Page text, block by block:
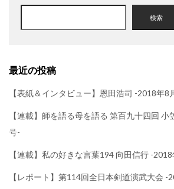
検索
最近の投稿
【表紙＆インタビュー】恩田浩司 -2018年8
【連載】師を語る母を語る 第百九十四回 小
号-
【連載】私の好きな言葉194 向田信行 -
【レポート】第114回全日本剣道演武大会 -